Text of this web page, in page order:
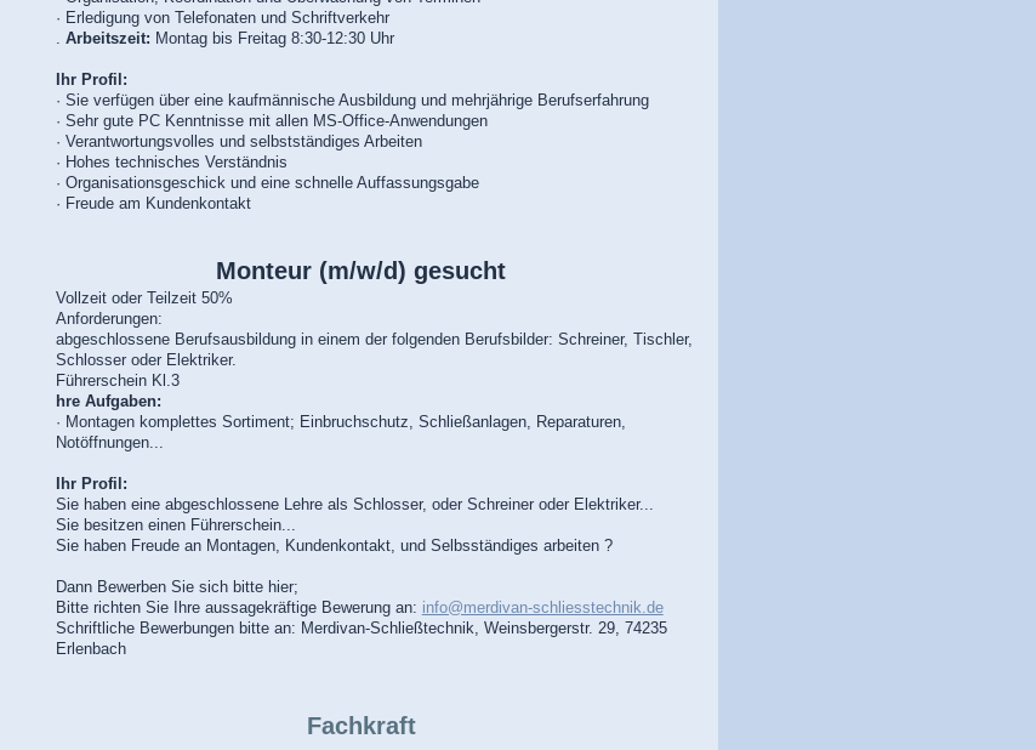
· Erledigung von Telefonaten und Schriftverkehr
. Arbeitszeit: Montag bis Freitag 8:30-12:30 Uhr
Ihr Profil:
· Sie verfügen über eine kaufmännische Ausbildung und mehrjährige Berufserfahrung
· Sehr gute PC Kenntnisse mit allen MS-Office-Anwendungen
· Verantwortungsvolles und selbstständiges Arbeiten
· Hohes technisches Verständnis
· Organisationsgeschick und eine schnelle Auffassungsgabe
· Freude am Kundenkontakt
Monteur (m/w/d) gesucht
Vollzeit oder Teilzeit 50%
Anforderungen:
abgeschlossene Berufsausbildung in einem der folgenden Berufsbilder: Schreiner, Tischler,
Schlosser oder Elektriker.
Führerschein Kl.3
hre Aufgaben:
· Montagen komplettes Sortiment; Einbruchschutz, Schließanlagen, Reparaturen,
Notöffnungen...
Ihr Profil:
Sie haben eine abgeschlossene Lehre als Schlosser, oder Schreiner oder Elektriker...
Sie besitzen einen Führerschein...
Sie haben Freude an Montagen, Kundenkontakt, und Selbsständiges arbeiten ?
Dann Bewerben Sie sich bitte hier;
Bitte richten Sie Ihre aussagekräftige Bewerung an: info@merdivan-schliesstechnik.de
Schriftliche Bewerbungen bitte an: Merdivan-Schließtechnik, Weinsbergerstr. 29, 74235
Erlenbach
Fachkraft